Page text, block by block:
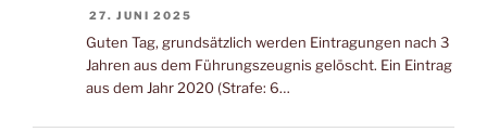
27. JUNI 2025
Guten Tag, grundsätzlich werden Eintragungen nach 3
Jahren aus dem Führungszeugnis gelöscht. Ein Eintrag
aus dem Jahr 2020 (Strafe: 6…